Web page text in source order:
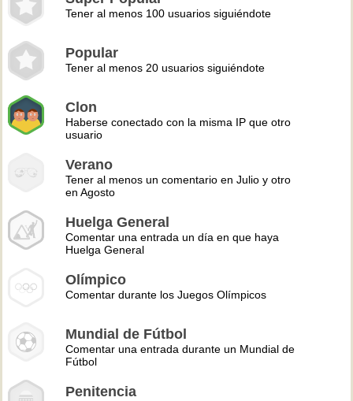
Tener al menos 100 usuarios siguiéndote
Popular
Tener al menos 20 usuarios siguiéndote
Clon
Haberse conectado con la misma IP que otro
usuario
Verano
Tener al menos un comentario en Julio y otro
en Agosto
Huelga General
Comentar una entrada un día en que haya
Huelga General
Olímpico
Comentar durante los Juegos Olímpicos
Mundial de Fútbol
Comentar una entrada durante un Mundial de
Fútbol
Penitencia